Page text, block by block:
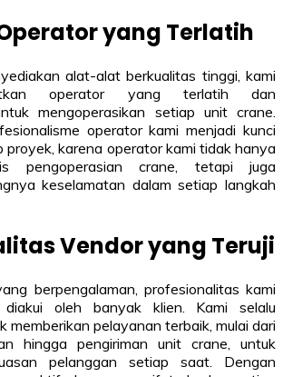
yang Terlatih
alat-alat berkualitas tinggi, kami
operator yang terlatih dan
mengoperasikan setiap unit crane.
operator kami menjadi kunci
proyek, karena operator kami tidak hanya
pengoperasian crane, tetapi juga
keselamatan dalam setiap langkah
Vendor yang Teruji
berpengalaman, profesionalitas kami
oleh banyak klien. Kami selalu
memberikan pelayanan terbaik, mulai dari
hingga pengiriman unit crane, untuk
pelanggan setiap saat. Dengan